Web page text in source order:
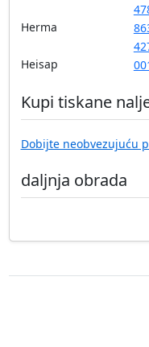
Herma
Heisap
Kupi tiskane
Dobijte neobvezujuću
daljnja obrada